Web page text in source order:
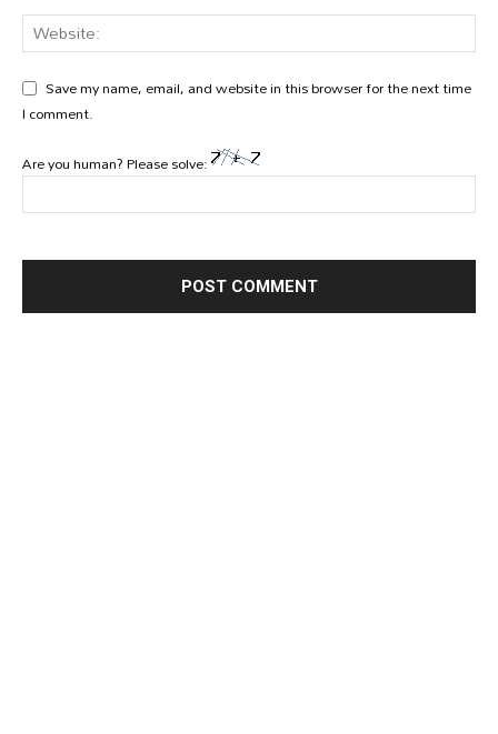
Save my name, email, and website in this browser for the next time
I comment.
Are you human? Please solve: